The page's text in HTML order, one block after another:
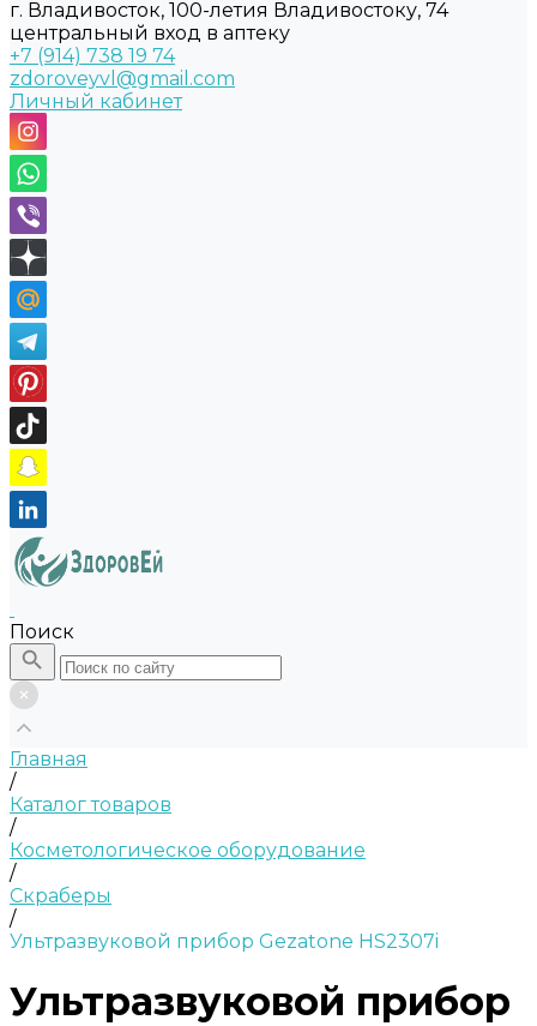
г. Владивосток, 100-летия Владивостоку, 74
центральный вход в аптеку
+7 (914) 738 19 74
zdoroveyvl@gmail.com
Личный кабинет
Поиск
Главная
/
Каталог товаров
/
Косметологическое оборудование
/
Скраберы
/
Ультразвуковой прибор Gezatone HS2307i
Ультразвуковой прибор